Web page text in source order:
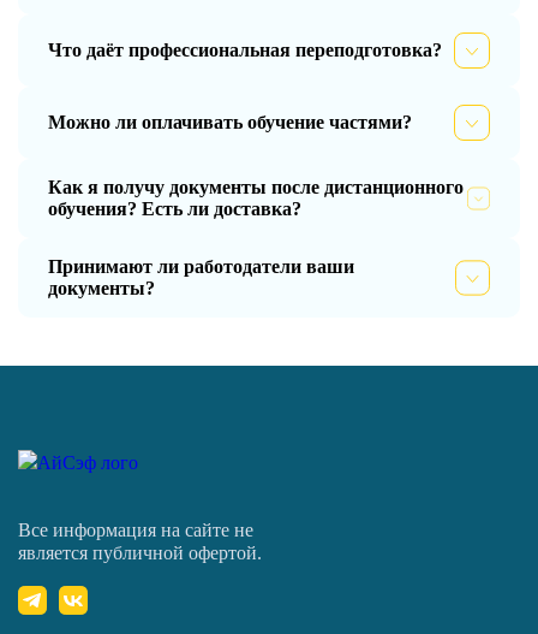
Что даёт профессиональная переподготовка?
Можно ли оплачивать обучение частями?
Как я получу документы после дистанционного
обучения? Есть ли доставка?
Принимают ли работодатели ваши
документы?
Все информация на сайте не
является публичной офертой.